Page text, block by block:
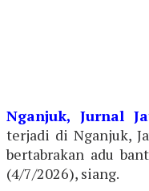
Nganjuk, Jurnal
terjadi di Nganjuk,
bertabrakan adu
(4/7/2026), siang.